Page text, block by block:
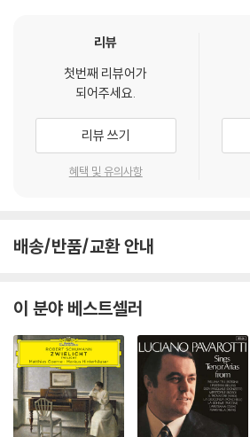
리뷰
첫번째 리뷰어가
되어주세요.
리뷰 쓰기
혜택 및 유의사항
배송/반품/교환 안내
이 분야 베스트셀러